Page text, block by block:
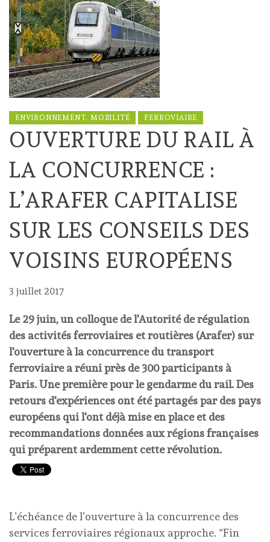
ENVIRONNEMENT, MOBILITÉ FERROVIAIRE
OUVERTURE DU RAIL À
LA CONCURRENCE :
L’ARAFER CAPITALISE
SUR LES CONSEILS DES
VOISINS EUROPÉENS
3 juillet 2017
Le 29 juin, un colloque de l'Autorité de régulation
des activités ferroviaires et routières (Arafer) sur
l'ouverture à la concurrence du transport
ferroviaire a réuni près de 300 participants à
Paris. Une première pour le gendarme du rail. Des
retours d'expériences ont été partagés par des pays
européens qui l'ont déjà mise en place et des
recommandations données aux régions françaises
qui préparent ardemment cette révolution.
L’échéance de l’ouverture à la concurrence des
services ferroviaires régionaux approche. “Fin